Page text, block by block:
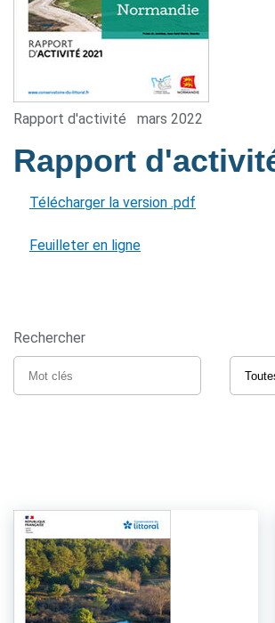
Rapport d'activité mars 2022
Rapport
Télécharger la version .pdf
Feuilleter en ligne
Rechercher